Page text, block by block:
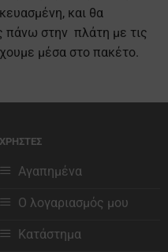
και θα
πάνω στην πλάτη με τις
μέσα στο πακέτο.
ΧΡΗΣΤΕΣ
Αγαπημένα
Ο λογαριασμός μου
Κατάστημα